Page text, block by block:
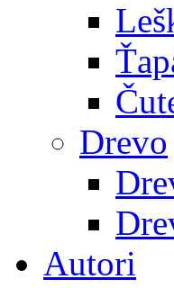
Drevo
Autori